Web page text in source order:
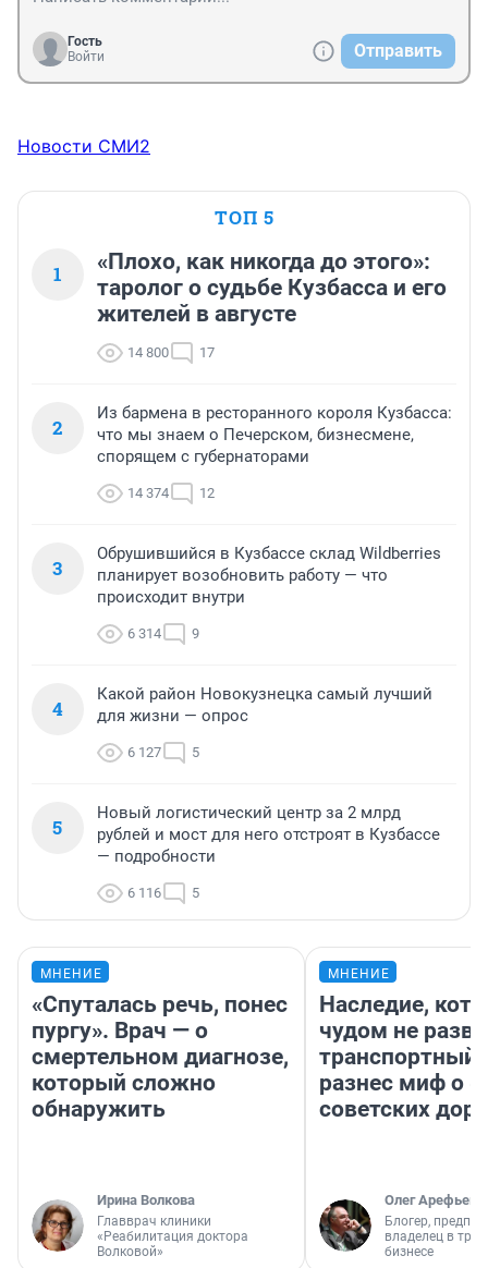
Гость
Войти
Отправить
Новости СМИ2
ТОП 5
1
«Плохо, как никогда до этого»:
таролог о судьбе Кузбасса и его
жителей в августе
14 800 17
2
Из бармена в ресторанного короля Кузбасса:
что мы знаем о Печерском, бизнесмене,
спорящем с губернаторами
14 374 12
3
Обрушившийся в Кузбассе склад Wildberries
планирует возобновить работу — что
происходит внутри
6 314 9
4
Какой район Новокузнецка самый лучший
для жизни — опрос
6 127 5
5
Новый логистический центр за 2 млрд
рублей и мост для него отстроят в Кузбассе
— подробности
6 116 5
МНЕНИЕ
«Спуталась речь, понес
пургу». Врач — о
смертельном диагнозе,
который сложно
обнаружить
Ирина Волкова
Главврач клиники
«Реабилитация доктора
Волковой»
МНЕНИЕ
Наследие,
чудом не
транспортный
разнес миф о
советских
Олег Арефьев
Блогер,
владелец в
бизнесе